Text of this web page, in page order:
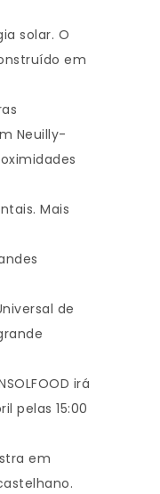
solar. O
em
Neuilly-
Mais
de
irá
pelas 15:00
em